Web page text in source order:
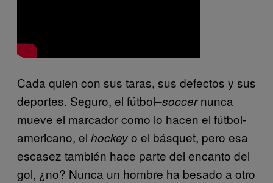
Cada quien con sus taras, sus defectos y sus
deportes. Seguro, el fútbol–soccernunca
mueve el marcador como lo hacen el fútbol-
americano, el hockeyo el básquet, pero esa
escasez también hace parte del encanto del
gol, ¿no? Nunca un hombre ha besado a otro